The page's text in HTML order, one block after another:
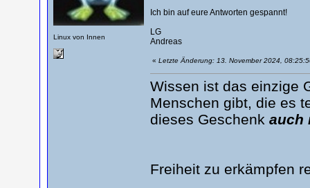
Linux von Innen
Ich bin auf eure Antworten gespannt!
LG
Andreas
« Letzte Änderung: 13. November 2024,
Wissen ist das einzige
Menschen gibt, die es
dieses Geschenk auch
Freiheit zu erkämpfen